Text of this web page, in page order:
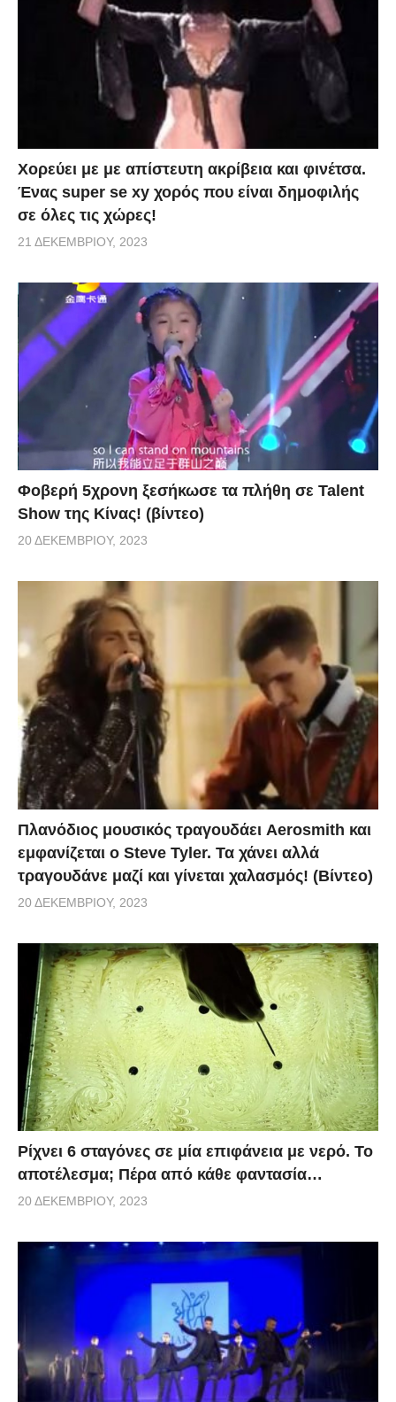
Χορεύει με με απίστευτη ακρίβεια και φινέτσα.
Ένας super se xy χορός που είναι δημοφιλής
σε όλες τις χώρες!
21 ΔΕΚΕΜΒΡΊΟΥ, 2023
Φοβερή 5χρονη ξεσήκωσε τα πλήθη σε Talent
Show της Κίνας! (βίντεο)
20 ΔΕΚΕΜΒΡΊΟΥ, 2023
Πλανόδιος μουσικός τραγουδάει Aerosmith και
εμφανίζεται ο Steve Tyler. Τα χάνει αλλά
τραγουδάνε μαζί και γίνεται χαλασμός! (Βίντεο)
20 ΔΕΚΕΜΒΡΊΟΥ, 2023
Ρίχνει 6 σταγόνες σε μία επιφάνεια με νερό. Το
αποτέλεσμα; Πέρα από κάθε φαντασία…
20 ΔΕΚΕΜΒΡΊΟΥ, 2023